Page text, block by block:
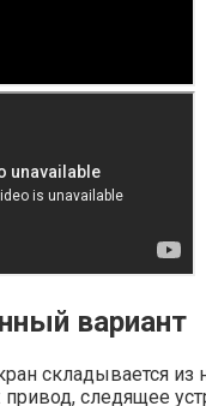
вариант
складывается из
привод, следящее